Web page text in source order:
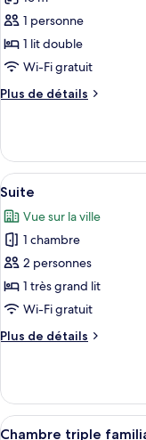
jets
jets
photos
pour
ce
type
de
Chambre
simple
économique
1 personne
1 lit double
Wi-Fi gratuit
Plus de détails
Plus
Chambre
simple
économique
Afficher
toutes
les
photos
pour
ce
type
chambre :
9
Suite
Vue sur la ville
1 chambre
2 personnes
1 très grand lit
Wi-Fi gratuit
Plus de détails
Plus
Suite
Afficher
5
Chambre triple